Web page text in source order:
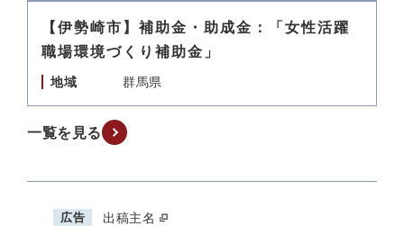
【伊勢崎市】補助金・助成金：「女性活躍
職場環境づくり補助金」
地域 群馬県
一覧を見る
広告 出稿主名